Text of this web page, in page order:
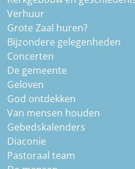
Verhuur
Grote Zaal huren?
Bijzondere gelegenheden
Concerten
De gemeente
Geloven
God ontdekken
Van mensen houden
Gebedskalenders
Diaconie
Pastoraal team